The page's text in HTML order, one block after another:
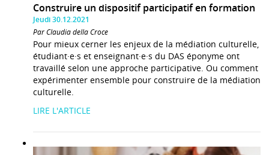
Construire un dispositif participatif en formation
Jeudi 30.12.2021
Par Claudia della Croce
Pour mieux cerner les enjeux de la médiation culturelle,
étudiant·e·s et enseignant·e·s du DAS éponyme ont
travaillé selon une approche participative. Ou comment
expérimenter ensemble pour construire de la médiation
culturelle.
LIRE L'ARTICLE